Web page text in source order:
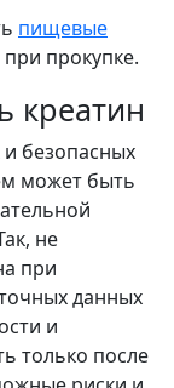
пищевые
прокупке.
креатин
безопасных
может быть
не
при
данных
и
только после